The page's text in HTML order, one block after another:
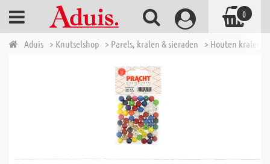
Aduis > Knutselshop > Parels, kralen & sieraden > Houten kralen
0